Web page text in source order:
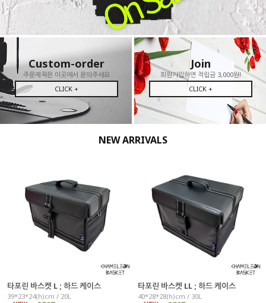
Custom-order
주문제작은 이곳에서 문의주세요
CLICK +
Join
회원가입하면 적립금 3,000원!
CLICK +
NEW ARRIVALS
타포린 바스켓 L ; 하드 케이스
39*23*24(h)cm / 20L
타포린 바스켓 LL ; 하드 케이스
40*28*28(h)cm / 30L